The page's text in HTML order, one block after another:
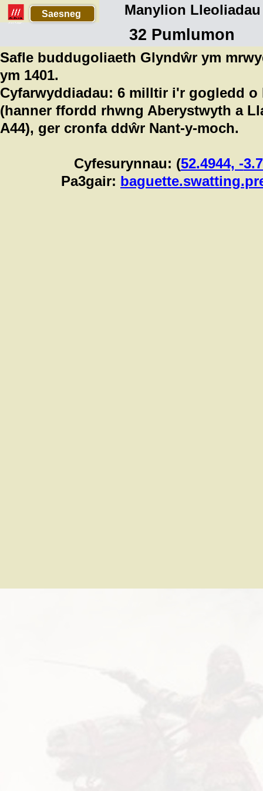
Safle buddugoliaeth Glyndŵr ym
ym 1401.
Cyfarwyddiadau: 6 milltir i'r gogledd o
(hanner ffordd rhwng Aberystwyth a
A44), ger cronfa ddŵr Nant-y-moch.
Cyfesurynnau: (52.4944, -
Pa3gair:
32 Pumlumon
Manylion
Saesneg